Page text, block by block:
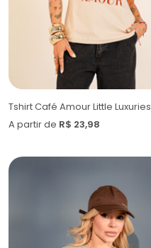
Tshirt Café Amour Little Luxuries
A partir de R$ 23,98